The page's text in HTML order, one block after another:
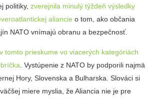
politiky, zverejnila minulý týždeň výsledky
aliancie o tom, ako občania
NATO vnímajú obranu a bezpečnosť.
tomto prieskume vo viacerých kategóriách
. Vystúpenie z NATO by podporili najmä
Hory, Slovenska a Bulharska. Slováci si
miere myslia, že Aliancia nie je pre